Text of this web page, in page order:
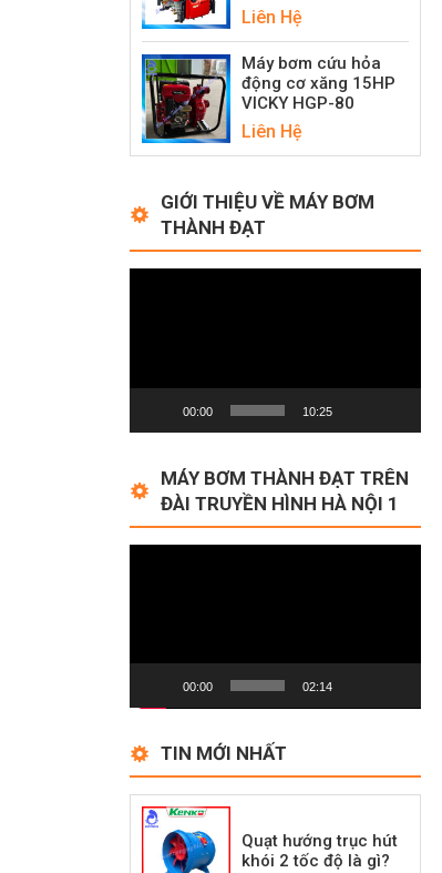
Liên Hệ
Máy bơm cứu hỏa
động cơ xăng 15HP
VICKY HGP-80
Liên Hệ
GIỚI THIỆU VỀ MÁY BƠM
THÀNH ĐẠT
00:00 10:25
MÁY BƠM THÀNH ĐẠT TRÊN
ĐÀI TRUYỀN HÌNH HÀ NỘI 1
00:00 02:14
TIN MỚI NHẤT
Quạt hướng trục hút
khói 2 tốc độ là gì?